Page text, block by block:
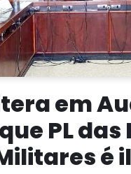
em
PL das
é